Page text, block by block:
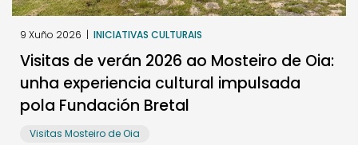
9 Xuño 2026 | INICIATIVAS CULTURAIS
Visitas de verán 2026 ao Mosteiro de Oia:
unha experiencia cultural impulsada
pola Fundación Bretal
Visitas Mosteiro de Oia